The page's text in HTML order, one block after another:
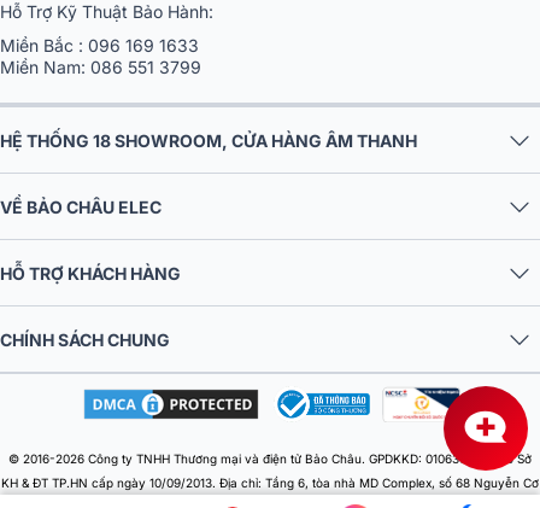
Hỗ Trợ Kỹ Thuật Bảo Hành:
Miền Bắc : 096 169 1633
Miền Nam: 086 551 3799
HỆ THỐNG 18 SHOWROOM, CỬA HÀNG ÂM THANH
VỀ BẢO CHÂU ELEC
HỖ TRỢ KHÁCH HÀNG
CHÍNH SÁCH CHUNG
© 2016-2026 Công ty TNHH Thương mại và điện tử Bảo Châu. GPDKKD: 0106303879 do Sở
KH & ĐT TP.HN cấp ngày 10/09/2013. Địa chỉ: Tầng 6, tòa nhà MD Complex, số 68 Nguyễn Cơ